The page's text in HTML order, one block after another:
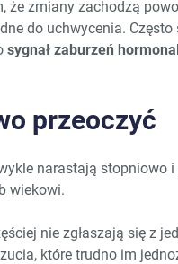
że zmiany zachodzą
do uchwycenia. Często
sygnał zaburzeń
przeoczyć
narastają stopniowo i
wiekowi.
nie zgłaszają się z
które trudno im